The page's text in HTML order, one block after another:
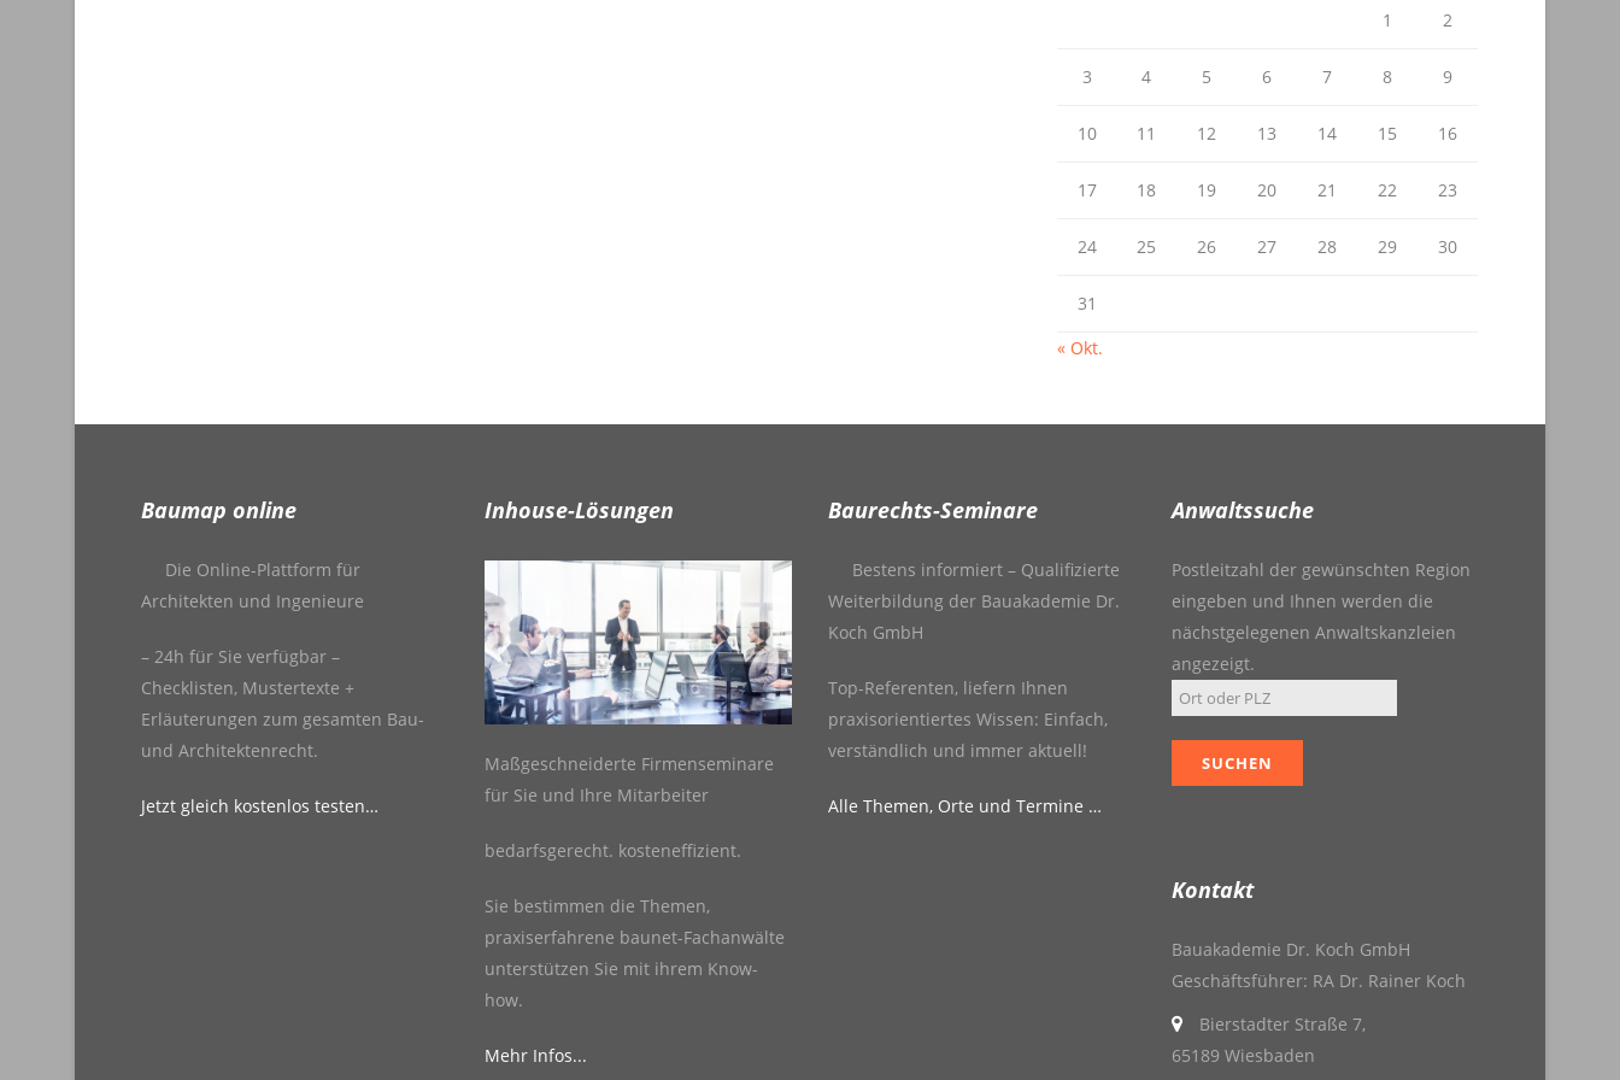
1 2
3 4 5 6 7 8 9
10 11 12 13 14 15 16
17 18 19 20 21 22 23
24 25 26 27 28 29 30
31
« Okt.
Baumap online
Die Online-Plattform für
Architekten und Ingenieure
– 24h für Sie verfügbar –
Checklisten, Mustertexte +
Erläuterungen zum gesamten Bau-
und Architektenrecht.
Jetzt gleich kostenlos testen…
Inhouse-Lösungen
Maßgeschneiderte Firmenseminare
für Sie und Ihre Mitarbeiter
bedarfsgerecht. kosteneffizient.
Sie bestimmen die Themen,
praxiserfahrene baunet-Fachanwälte
unterstützen Sie mit ihrem Know-
how.
Mehr Infos...
Baurechts-Seminare
Bestens informiert – Qualifizierte
Weiterbildung der Bauakademie Dr.
Koch GmbH
Top-Referenten, liefern Ihnen
praxisorientiertes Wissen: Einfach,
verständlich und immer aktuell!
Alle Themen, Orte und Termine …
Anwaltssuche
Postleitzahl der gewünschten Region
eingeben und Ihnen werden die
nächstgelegenen Anwaltskanzleien
angezeigt.
Kontakt
Bauakademie Dr. Koch GmbH
Geschäftsführer: RA Dr. Rainer Koch
Bierstadter Straße 7,
65189 Wiesbaden